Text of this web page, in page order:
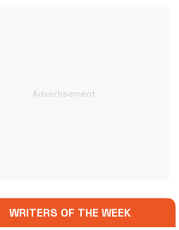
WRITERS OF THE WEEK